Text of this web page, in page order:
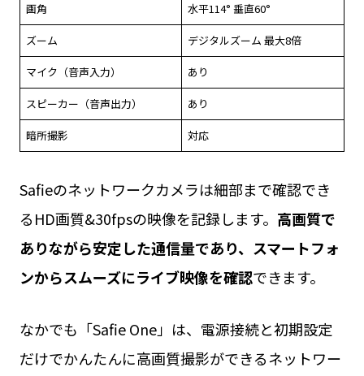
画角 水平114° 垂直60°
ズーム デジタルズーム 最大8倍
マイク（音声入力） あり
スピーカー（音声出力） あり
暗所撮影 対応
Safieのネットワークカメラは細部まで確認でき
るHD画質&30fpsの映像を記録します。 高画質で
ありながら安定した通信量であり、スマートフォ
ンからスムーズにライブ映像を確認できます。
なかでも「Safie One」は、電源接続と初期設定
だけでかんたんに高画質撮影ができるネットワー